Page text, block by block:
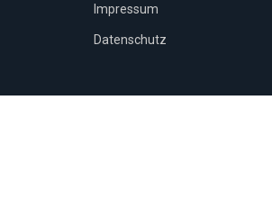
Impressum
Datenschutz